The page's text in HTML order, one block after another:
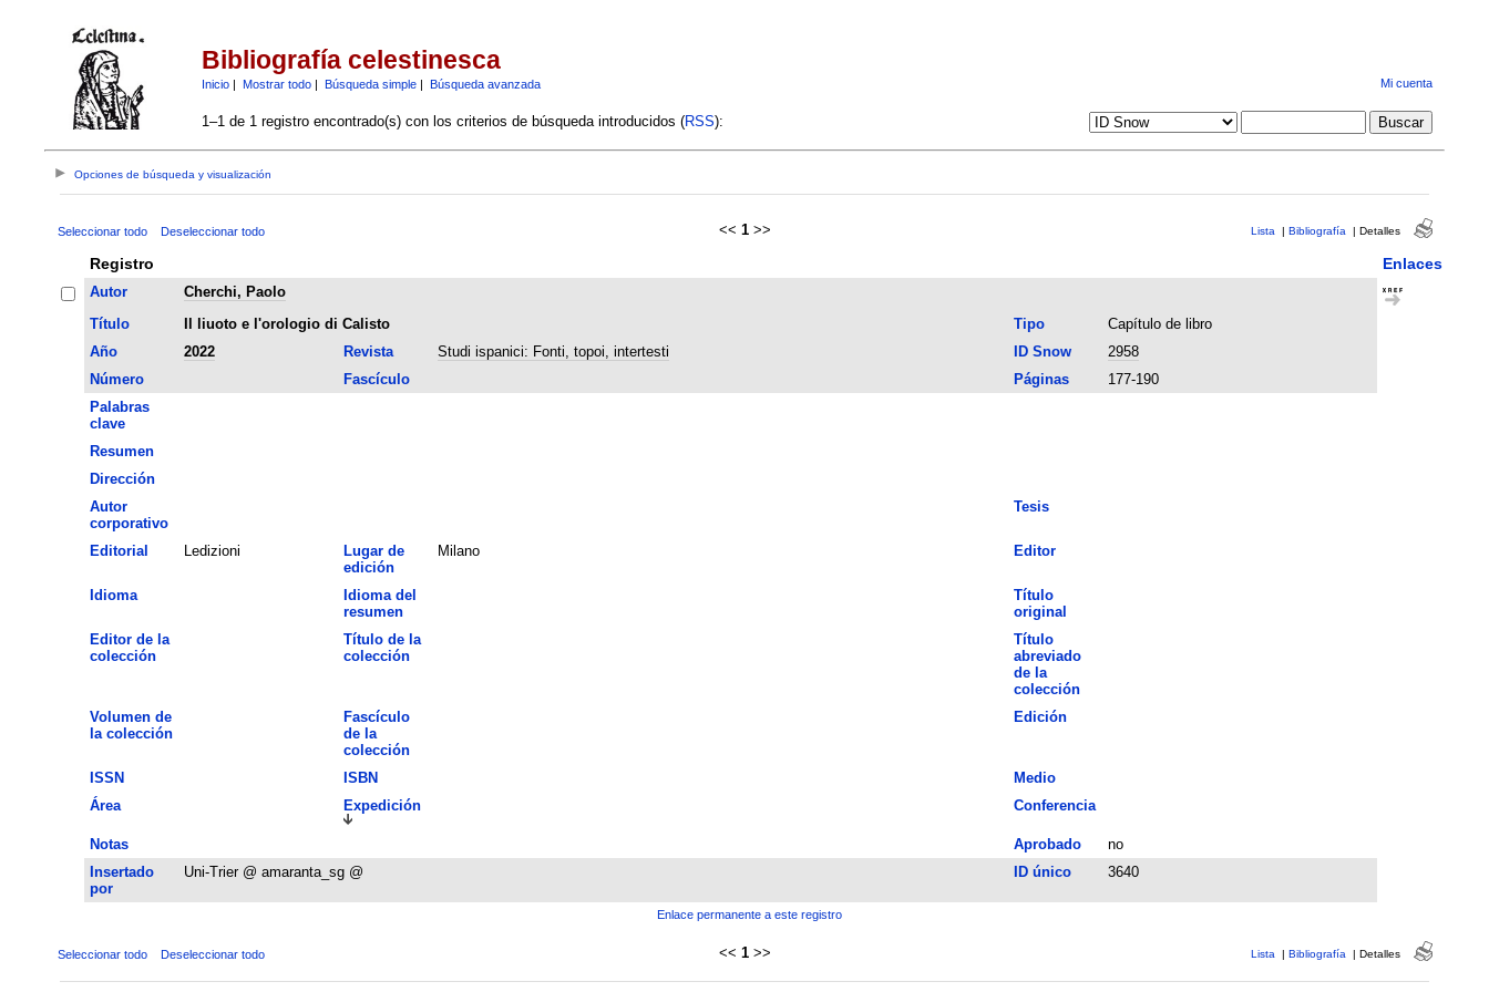
Bibliografía celestinesca
Inicio| Mostrar todo| Búsqueda simple| Búsqueda avanzada Mi cuenta
1–1 de 1 registro encontrado(s) con los criterios de búsqueda introducidos (RSS):
Opciones de búsqueda y visualización
Seleccionar todo Deseleccionar todo << 1 >> Lista | Bibliografía | Detalles
Registro Enlaces
Autor
Cherchi, Paolo
Título
Il liuoto e l'orologio di Calisto Tipo
Capítulo de libro
Año
2022 Revista Studi ispanici: Fonti, topoi, intertesti ID Snow
2958
Número
Fascículo Páginas
177-190
Palabras
clave
Resumen
Dirección
Autor
corporativo
Tesis
Editorial Ledizioni
Lugar de
edición
Milano Editor
Idioma
Idioma del
resumen
Título
original
Editor de la
colección
Título de la
colección
Título
abreviado
de la
colección
Volumen de
la colección
Fascículo
de la
colección
Edición
ISSN ISBN
Medio
Área
Expedición Conferencia
Notas Aprobado
no
Insertado
por
Uni-Trier @ amaranta_sg @ ID único 3640
Enlace permanente a este registro
Seleccionar todo Deseleccionar todo << 1 >> Lista | Bibliografía | Detalles